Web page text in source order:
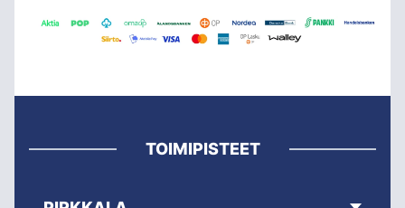
TOIMIPISTEET